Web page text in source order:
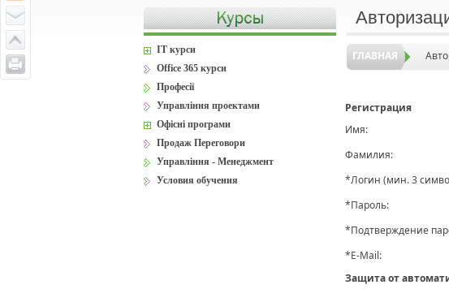
ГЛАВНАЯ
Регистрация
Имя:
Фамилия:
*Логин (мин. 3
*Пароль:
*Подтверждение
*E-Mail:
Защита от
IT курси
Office 365 курси
Професії
Управління проектами
Офісні програми
Продаж Переговори
Управління - Менеджмент
Условия обучения